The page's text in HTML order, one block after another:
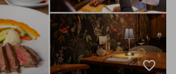
favorite_border